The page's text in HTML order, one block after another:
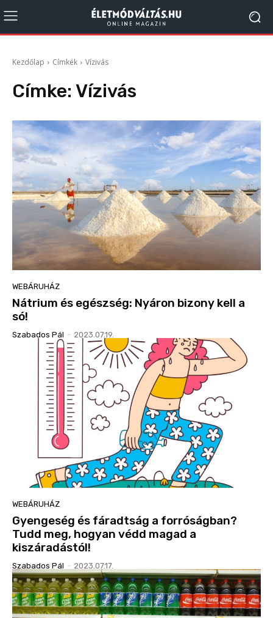
Kezdőlap Címkék Vízivás
Címke: Vízivás
WEBÁRUHÁZ
Nátrium és egészség: Nyáron bizony kell a
só!
Szabados Pál - 2023.07.19.
WEBÁRUHÁZ
Gyengeség és fáradtság a forróságban?
Tudd meg, hogyan védd magad a
kiszáradástól!
Szabados Pál - 2023.07.17.